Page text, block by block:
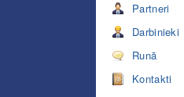
Partneri
Darbinieki
Runā
Kontakti